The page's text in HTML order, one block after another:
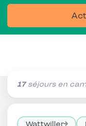
17séjours en
Wattwiller